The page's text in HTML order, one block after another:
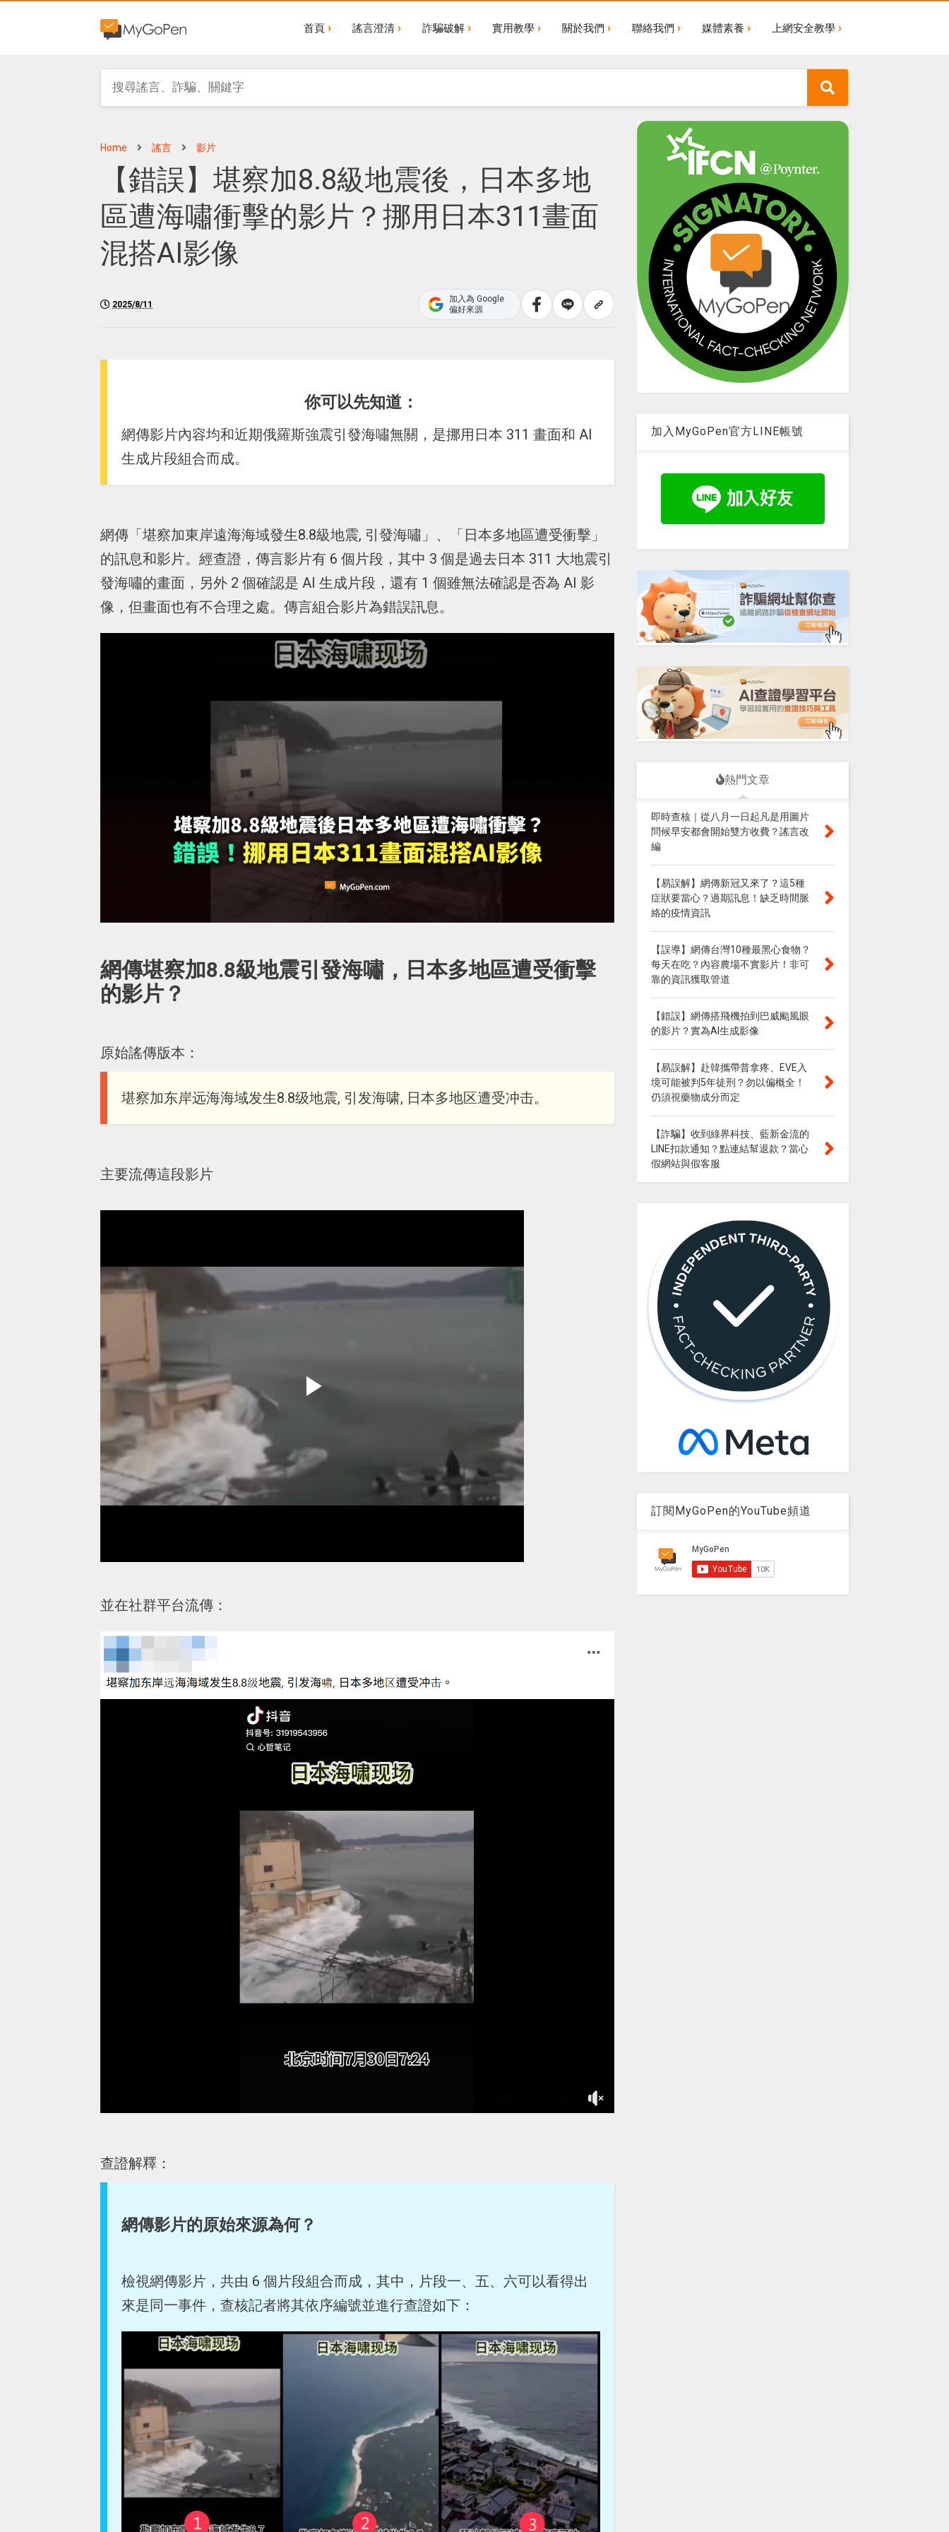
首頁 謠言澄清 詐騙破解 實用教學 關於我們 聯絡我們 媒體素養 上網安全教學
Home 謠言 影片
【錯誤】堪察加8.8級地震後，日本多地
區遭海嘯衝擊的影片？挪用日本311畫面
混搭AI影像
2025/8/11
加入為 Google
偏好來源
你可以先知道：
網傳影片內容均和近期俄羅斯強震引發海嘯無關，是挪用日本 311 畫面和 AI
生成片段組合而成。
網傳「堪察加東岸遠海海域發生8.8級地震, 引發海嘯」、「日本多地區遭受衝擊」
的訊息和影片。經查證，傳言影片有 6 個片段，其中 3 個是過去日本 311 大地震引
發海嘯的畫面，另外 2 個確認是 AI 生成片段，還有 1 個雖無法確認是否為 AI 影
像，但畫面也有不合理之處。傳言組合影片為錯誤訊息。
網傳堪察加8.8級地震引發海嘯，日本多地區遭受衝擊
的影片？
原始謠傳版本：
堪察加东岸远海海域发生8.8级地震, 引发海啸, 日本多地区遭受冲击。
主要流傳這段影片
並在社群平台流傳：
查證解釋：
網傳影片的原始來源為何？
檢視網傳影片，共由 6 個片段組合而成，其中，片段一、五、六可以看得出
來是同一事件，查核記者將其依序編號並進行查證如下：
加入MyGoPen官方LINE帳號
熱門文章
即時查核｜從八月一日起凡是用圖片
問候早安都會開始雙方收費？謠言改
編
【易誤解】網傳新冠又來了？這5種
症狀要當心？過期訊息！缺乏時間脈
絡的疫情資訊
【誤導】網傳台灣10種最黑心食物？
每天在吃？內容農場不實影片！非可
靠的資訊獲取管道
【錯誤】網傳搭飛機拍到巴威颱風眼
的影片？實為AI生成影像
【易誤解】赴韓攜帶普拿疼、EVE入
境可能被判5年徒刑？勿以偏概全！
仍須視藥物成分而定
【詐騙】收到綠界科技、藍新金流的
LINE扣款通知？點連結幫退款？當心
假網站與假客服
訂閱MyGoPen的YouTube頻道